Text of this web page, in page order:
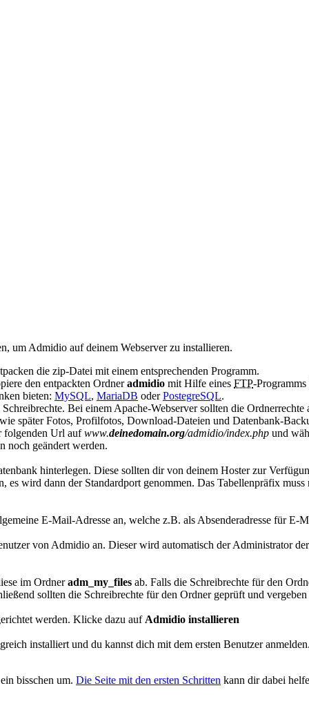
um Admidio auf deinem Webserver zu installieren.
die zip-Datei mit einem entsprechenden Programm.
den entpackten Ordneradmidio mit Hilfe eines FTP-
bieten: MySQL, MariaDB oderPostegreSQL.
Bei einem Apache-Webserver sollten die
später Fotos, Profilfotos, Download-Dateien und Datenbank-
folgenden Url aufwww.deinedomain.org/admidio/index.php und
noch geändert werden.
hinterlegen. Diese sollten dir von deinem Hoster zur
es wird dann der Standardport genommen. Das Tabellenpräfix
E-Mail-Adresse an, welche z.B. als Absenderadresse für
von Admidio an. Dieser wird automatisch der Administrator
im Ordneradm_my_files ab. Falls die Schreibrechte für den
sollten die Schreibrechte für den Ordner geprüft und
werden. Klicke dazu auf Admidio installieren
installiert und du kannst dich mit dem ersten Benutzer
bisschen um. Die Seite mit den ersten Schritten kann dir dabei